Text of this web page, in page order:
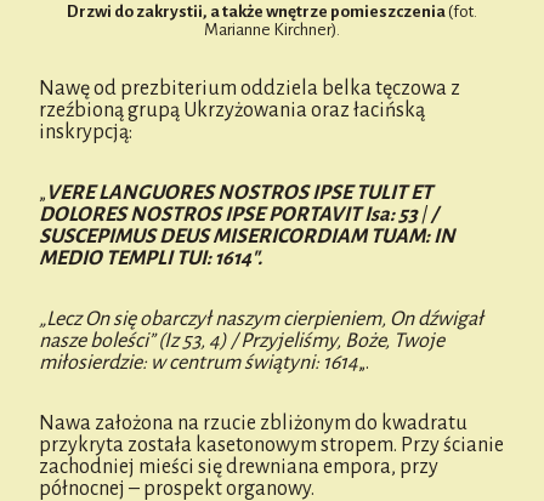
Drzwi do zakrystii, a także wnętrze pomieszczenia(fot.
Marianne Kirchner).
Nawę od prezbiterium oddziela belka tęczowa z
rzeźbioną grupą Ukrzyżowania oraz łacińską
inskrypcją:
„ VERE LANGUORES NOSTROS IPSE TULIT ET
DOLORES NOSTROS IPSE PORTAVIT Isa: 53/ /
SUSCEPIMUS DEUS MISERICORDIAM TUAM: IN
MEDIO TEMPLI TUI: 1614″.
„Lecz On się obarczył naszym cierpieniem, On dźwigał
nasze boleści” (Iz 53, 4) / Przyjeliśmy, Boże, Twoje
miłosierdzie: w centrum świątyni: 1614„.
Nawa założona na rzucie zbliżonym do kwadratu
przykryta została kasetonowym stropem. Przy ścianie
zachodniej mieści się drewniana empora, przy
północnej – prospekt organowy.